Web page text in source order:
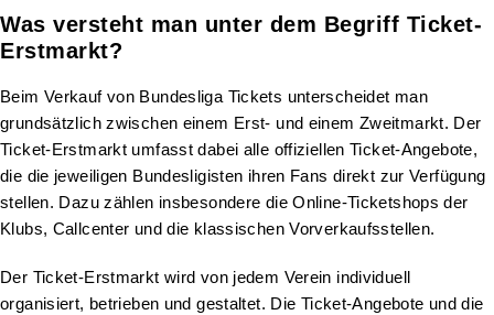
Was versteht man unter dem Begriff Ticket-
Erstmarkt?
Beim Verkauf von Bundesliga Tickets unterscheidet man
grundsätzlich zwischen einem Erst- und einem Zweitmarkt. Der
Ticket-Erstmarkt umfasst dabei alle offiziellen Ticket-Angebote,
die die jeweiligen Bundesligisten ihren Fans direkt zur Verfügung
stellen. Dazu zählen insbesondere die Online-Ticketshops der
Klubs, Callcenter und die klassischen Vorverkaufsstellen.
Der Ticket-Erstmarkt wird von jedem Verein individuell
organisiert, betrieben und gestaltet. Die Ticket-Angebote und die